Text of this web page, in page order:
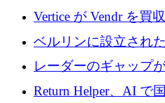
Vertice が Vendr を買
インテリジェンス プ
ベルリンに設立され
に買収される
レーダーのギャップ
そしてベルリンのチ
Return Helper、AI で